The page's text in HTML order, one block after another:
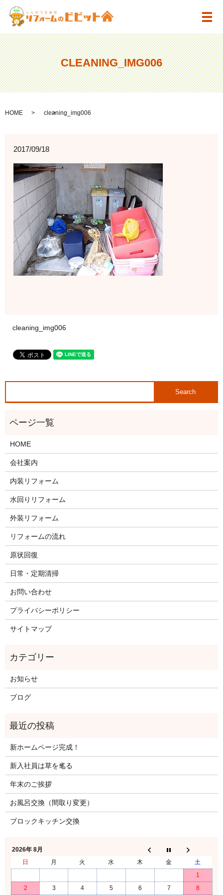
メ
CLEANING_IMG006
HOME cleaning_img006
2017/09/18
cleaning_img006
HOME
会社案内
内装リフォーム
水回りリフォーム
外装リフォーム
リフォームの流れ
原状回復
日常・定期清掃
お問い合わせ
プライバシーポリシー
サイトマップ
お知らせ
ブログ
新ホームページ完成！
新入社員は草を毟る
年末のご挨拶
お風呂交換（間取り変更）
ブロックキッチン交換
2026年 8月
日
月 火 水 木 金
土
1
2
3 4 5 6 7 8